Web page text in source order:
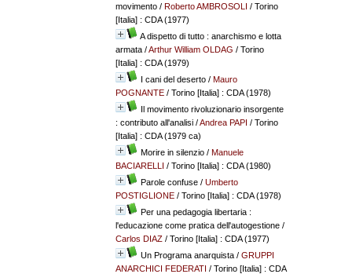
movimento/ Roberto AMBROSOLI / Torino
[Italia] : CDA (1977)
A dispetto di tutto : anarchismo e lotta
armata/Arthur William OLDAG / Torino
[Italia] : CDA (1979)
I cani del deserto/ Mauro
POGNANTE/ Torino [Italia] : CDA (1978)
Il movimento rivoluzionario insorgente
: contributo all'analisi/Andrea PAPI / Torino
[Italia] : CDA (1979 ca)
Morire in silenzio/ Manuele
BACIARELLI / Torino [Italia] : CDA (1980)
Parole confuse/ Umberto
POSTIGLIONE/ Torino [Italia] : CDA (1978)
Per una pedagogia libertaria :
l'educazione come pratica dell'autogestione/
Carlos DIAZ/ Torino [Italia] : CDA (1977)
Un Programa anarquista/ GRUPPI
ANARCHICI FEDERATI / Torino [Italia] : CDA